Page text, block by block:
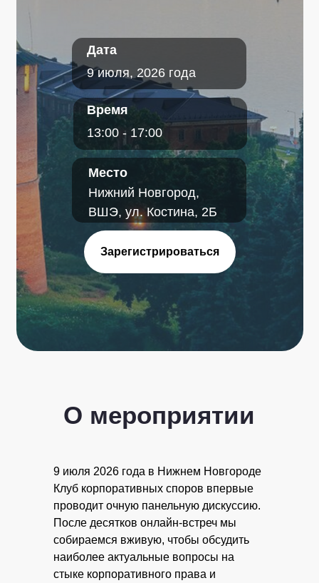
Зарегистрироваться
Дата
Время
Место
9 июля, 2026 года
13:00 - 17:00
Нижний Новгород,
ВШЭ, ул. Костина, 2Б
О мероприятии
9 июля 2026 года в Нижнем Новгороде
Клуб корпоративных споров впервые
проводит очную панельную дискуссию.
После десятков онлайн-встреч мы
собираемся вживую, чтобы обсудить
наиболее актуальные вопросы на
стыке корпоративного права и